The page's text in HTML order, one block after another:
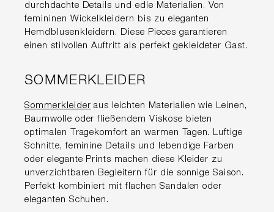
durchdachte Details und edle Materialien. Von
femininen Wickelkleidern bis zu eleganten
Hemdblusenkleidern. Diese Pieces garantieren
einen stilvollen Auftritt als perfekt gekleideter Gast.
SOMMERKLEIDER
Sommerkleider aus leichten Materialien wie Leinen,
Baumwolle oder fließendem Viskose bieten
optimalen Tragekomfort an warmen Tagen. Luftige
Schnitte, feminine Details und lebendige Farben
oder elegante Prints machen diese Kleider zu
unverzichtbaren Begleitern für die sonnige Saison.
Perfekt kombiniert mit flachen Sandalen oder
eleganten Schuhen.